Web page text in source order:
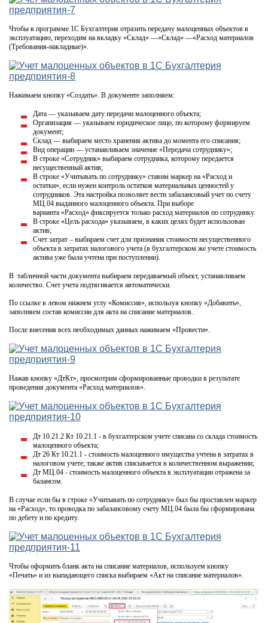
Чтобы в программе 1С Бухгалтерия отразить передачу малоценных объектов в
эксплуатацию, переходим на вкладку «Склад» —«Склад» —«Расход материалов
(Требования-накладные)».
Нажимаем кнопку «Создать». В документе заполняем:
Дата — указываем дату передачи малоценного объекта;
Организация — указываем юридическое лицо, по которому формируем
документ;
Склад — выбираем место хранения актива до момента его списания;
Вид операции — устанавливаем значение «Передача сотруднику»;
В строке «Сотрудник» выбираем сотрудника, которому передается
несущественный актив;
В строке «Учитывать по сотруднику» ставим маркер на «Расход и
остатки», если нужен контроль остатков материальных ценностей у
сотрудников. Эта настройка позволяет вести забалансовый учет по счету
МЦ.04 выданного малоценного объекта. При выборе
варианта «Расход» фиксируется только расход материалов по сотруднику.
В строке «Цель расхода» указываем, в каких целях будет использован
актив;
Счет затрат – выбираем счет для признания стоимости несущественного
объекта в затратах налогового учета (в бухгалтерском же учете стоимость
актива уже была учтена при поступлении).
В табличной части документа выбираем передаваемый объект, устанавливаем
количество. Счет учета подтягивается автоматически.
По ссылке в левом нижнем углу «Комиссия», используя кнопку «Добавить»,
заполняем состав комиссии для акта на списание материалов.
После внесения всех необходимых данных нажимаем «Провести».
Нажав кнопку «ДтКт», просмотрим сформированные проводки в результате
проведения документа «Расход материалов».
Дт 10.21.2 Кт 10.21.1 - в бухгалтерском учете списана со склада стоимость
малоценного объекта;
Дт 26 Кт 10.21.1 - стоимость малоценного имущества учтена в затратах в
налоговом учете; также актив списывается в количественном выражении;
Дт МЦ.04 - стоимость малоценного объекта в эксплуатации отражена за
балансом.
В случае если бы в строке «Учитывать по сотруднику» был бы проставлен маркер
на «Расход», то проводка по забалансовому счету МЦ.04 была бы сформирована
по дебету и по кредиту.
Чтобы оформить бланк акта на списание материалов, используем кнопку
«Печать» и из выпадающего списка выбираем «Акт на списание материалов».